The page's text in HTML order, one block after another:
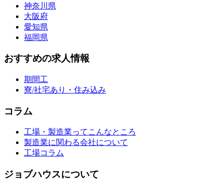
神奈川県
大阪府
愛知県
福岡県
おすすめの求人情報
期間工
寮/社宅あり・住み込み
コラム
工場・製造業ってこんなところ
製造業に関わる会社について
工場コラム
ジョブハウスについて